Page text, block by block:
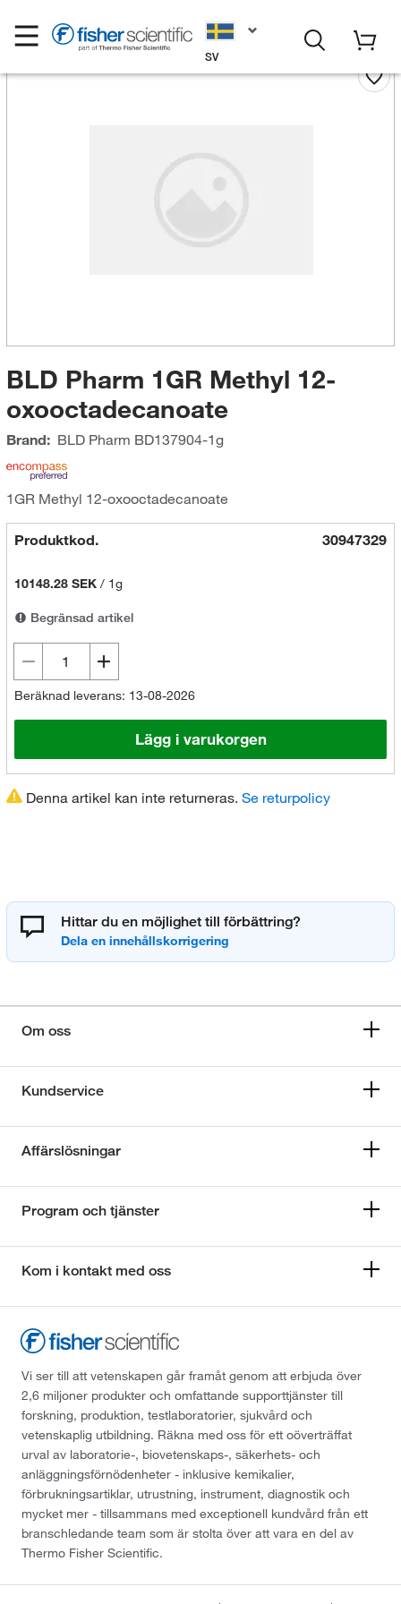
SV
BLD Pharm 1GR Methyl 12-
oxooctadecanoate
Brand: BLD Pharm BD137904-1g
1GR Methyl 12-oxooctadecanoate
Produktkod. 30947329
10148.28 SEK/ 1g
Begränsad artikel
Beräknad leverans: 13-08-2026
Lägg i varukorgen
Denna artikel kan inte returneras. Se returpolicy
Hittar du en möjlighet till förbättring?
Om oss
Kundservice
Affärslösningar
Program och tjänster
Kom i kontakt med oss
Vi ser till att vetenskapen går framåt genom att erbjuda över
2,6 miljoner produkter och omfattande supporttjänster till
forskning, produktion, testlaboratorier, sjukvård och
vetenskaplig utbildning. Räkna med oss för ett oöverträffat
urval av laboratorie-, biovetenskaps-, säkerhets- och
anläggningsförnödenheter - inklusive kemikalier,
förbrukningsartiklar, utrustning, instrument, diagnostik och
mycket mer - tillsammans med exceptionell kundvård från ett
branschledande team som är stolta över att vara en del av
Thermo Fisher Scientific.